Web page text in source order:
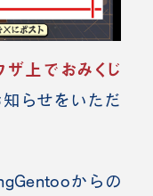
ザ上でおみくじ
知らせをいただ
からの